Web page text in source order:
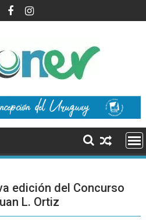
edición del Concurso
L. Ortiz